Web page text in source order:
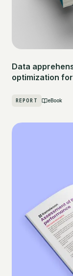
Data
optimization
REPORT eBook